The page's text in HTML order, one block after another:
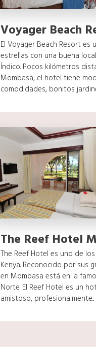
Voyager Beach
El Voyager Beach Resort es
estrellas con una buena
Índico. Pocos kilómetros
Mombasa, el hotel tiene
comodidades, bonitos
The Reef Hotel
The Reef Hotel es uno de
Kenya. Reconocido por sus
en Mombasa está en la
Norte. El Reef Hotel es un
amistoso, profesionalmente...